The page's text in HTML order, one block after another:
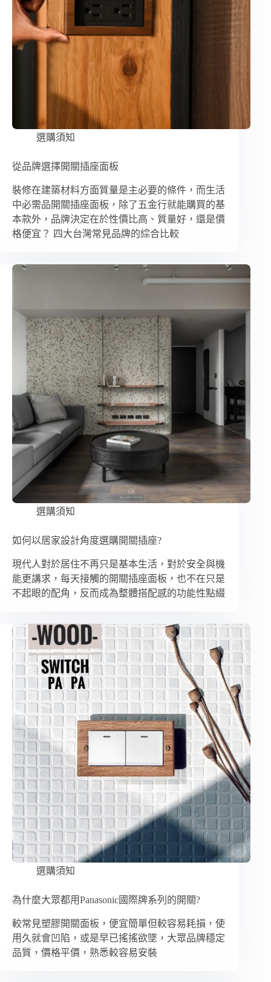
選購須知
從品牌選擇開關插座面板
裝修在建築材料方面質量是主必要的條件，而生活
中必需品開關插座面板，除了五金行就能購買的基
本款外，品牌決定在於性價比高、質量好，還是價
格便宜？ 四大台灣常見品牌的綜合比較
選購須知
如何以居家設計角度選購開關插座?
現代人對於居住不再只是基本生活，對於安全與機
能更講求，每天接觸的開關插座面板，也不在只是
不起眼的配角，反而成為整體搭配感的功能性點綴
選購須知
為什麼大眾都用Panasonic國際牌系列的開關?
較常見塑膠開關面板，便宜簡單但較容易耗損，使
用久就會凹陷，或是早已搖搖欲墜，大眾品牌穩定
品質，價格平價，熟悉較容易安裝